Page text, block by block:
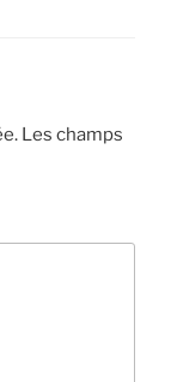
Les champs